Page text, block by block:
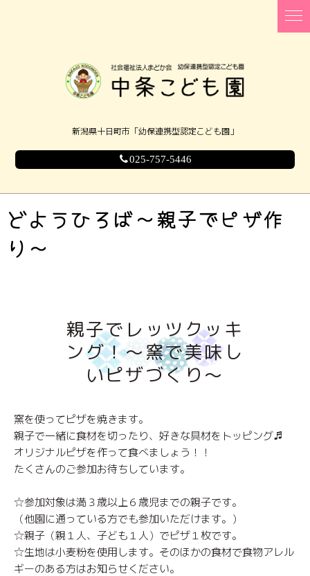
新潟県十日町市「幼保連携型認定こども園」
025-757-5446
どようひろば～親子でピザ作
り～
親子でレッツクッキ
ング！～窯で美味し
いピザづくり～
窯を使ってピザを焼きます。
親子で一緒に食材を切ったり、好きな具材をトッピング♬
オリジナルピザを作って食べましょう！！
たくさんのご参加お待ちしています。
☆参加対象は満３歳以上６歳児までの親子です。
（他園に通っている方でも参加いただけます。）
☆親子（親１人、子ども１人）でピザ１枚です。
☆生地は小麦粉を使用します。そのほかの食材で食物アレル
ギーのある方はお知らせください。